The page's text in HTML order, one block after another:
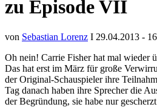
zu Episode VII
von Sebastian Lorenz I 29.04.2013 -
Oh nein! Carrie Fisher hat mal wieder
Das hat erst im März für große
der Original-Schauspieler ihre
Tag danach haben ihre Sprecher die
der Begründung, sie habe nur